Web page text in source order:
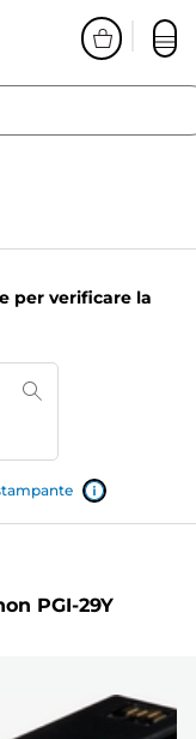
per verificare la
PGI-29Y